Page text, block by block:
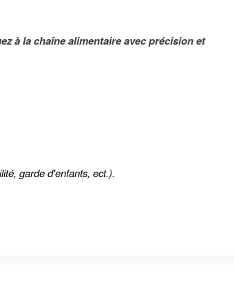
à la chaîne alimentaire avec précision et
garde d'enfants, ect.).